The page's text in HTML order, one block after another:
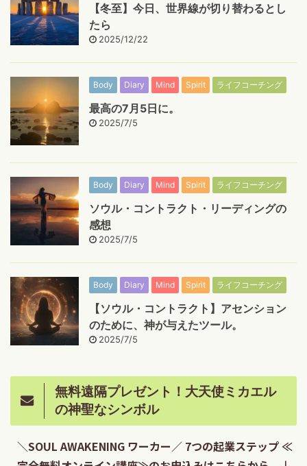
【冬至】今日、世界線が切り替わるとし
たら
2025/12/22
Body Diary Mind Spirit ライフコーチング
最高の7月5日に。
2025/7/5
Body Diary Mind Spirit ライフコーチング
ソウル・コントラクト・リーディングの
感想
2025/7/5
Body Diary Mind Spirit ライフコーチング
【ソウル・コントラクト】アセンション
のために、神が与えたツール。
2025/7/5
無料遠隔プレゼント！大天使ミカエル
の神聖なシンボル
＼SOUL AWAKENING ワーカー／ 7つの起業ステップ ≪